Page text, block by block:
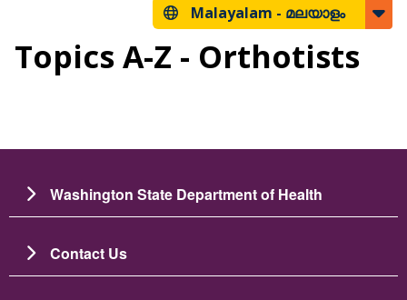
Malayalam - മലയാളം
Topics A-Z - Orthotists
Washington State Department of Health
Contact Us